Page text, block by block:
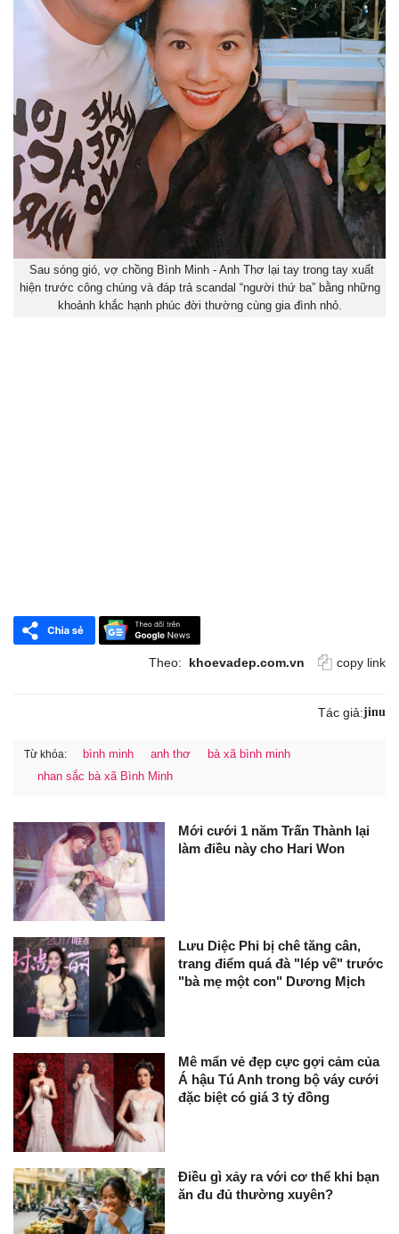
Sau sóng gió, vợ chồng Bình Minh - Anh Thơ lại tay trong tay xuất
hiện trước công chúng và đáp trả scandal “người thứ ba” bằng những
khoảnh khắc hạnh phúc đời thường cùng gia đình nhỏ.
Theo: khoevadep.com.vn copy link
Tác giả:jinu
Từ khóa: bình minh anh thơ
bà xã bình minh
nhan sắc bà xã Bình Minh
Mới cưới 1 năm Trấn Thành lại
làm điều này cho Hari Won
Lưu Diệc Phi bị chê tăng cân,
trang điểm quá đà "lép vế" trước
"bà mẹ một con" Dương Mịch
Mê mẩn vẻ đẹp cực gợi cảm của
Á hậu Tú Anh trong bộ váy cưới
đặc biệt có giá 3 tỷ đồng
Điều gì xảy ra với cơ thể khi bạn
ăn đu đủ thường xuyên?